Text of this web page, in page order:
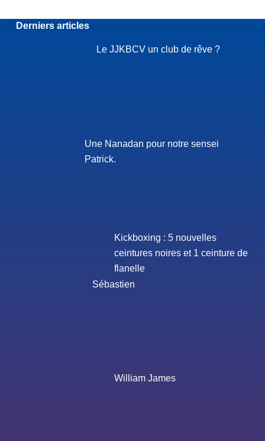
Derniers articles
Le JJKBCV un club de rêve ?
Une Nanadan pour notre sensei
Patrick.
Kickboxing : 5 nouvelles
ceintures noires et 1 ceinture de
flanelle
Sébastien
William James